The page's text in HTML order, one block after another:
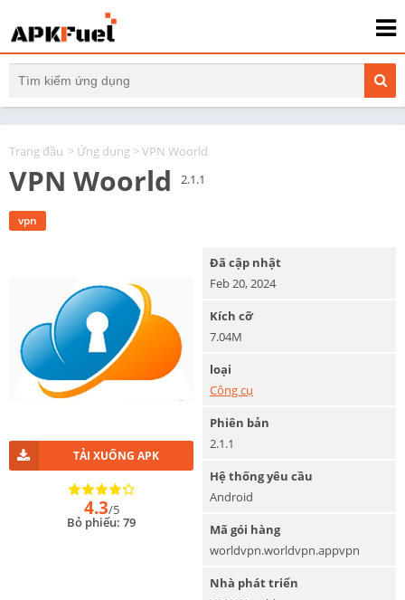
Trang đầu > Ứng dụng > VPN Woorld
VPN Woorld 2.1.1
vpn
TẢI XUỐNG APK
4.3/5
Bỏ phiếu: 79
Đã cập nhật
Feb 20, 2024
Kích cỡ
7.04M
loại
Công cụ
Phiên bản
2.1.1
Hệ thống yêu cầu
Android
Mã gói hàng
worldvpn.worldvpn.appvpn
Nhà phát triển